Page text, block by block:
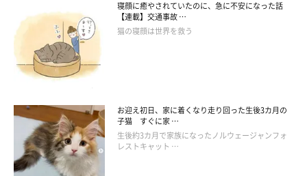
寝顔に癒やされていたのに、急に不安になった話
【連載】交通事故 …
猫の寝顔は世界を救う
お迎え初日、家に着くなり走り回った生後3カ月の
子猫 すぐに家 …
生後約3カ月で家族になったノルウェージャンフォ
レストキャット …